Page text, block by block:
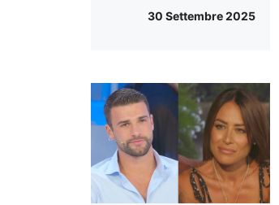
30 Settembre 2025